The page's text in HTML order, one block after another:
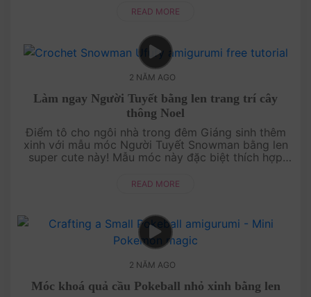
READ MORE
2 NĂM AGO
Làm ngay Người Tuyết bằng len trang trí cây
thông Noel
Điểm tô cho ngôi nhà trong đêm Giáng sinh thêm
xinh với mẫu móc Người Tuyết Snowman bằng len
super cute này! Mẫu móc này đặc biệt thích hợp
làm mô....
READ MORE
2 NĂM AGO
Móc khoá quả cầu Pokeball nhỏ xinh bằng len